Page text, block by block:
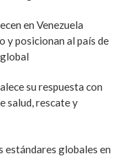
en Venezuela
y posicionan al país de
su respuesta con
salud, rescate y
estándares globales en